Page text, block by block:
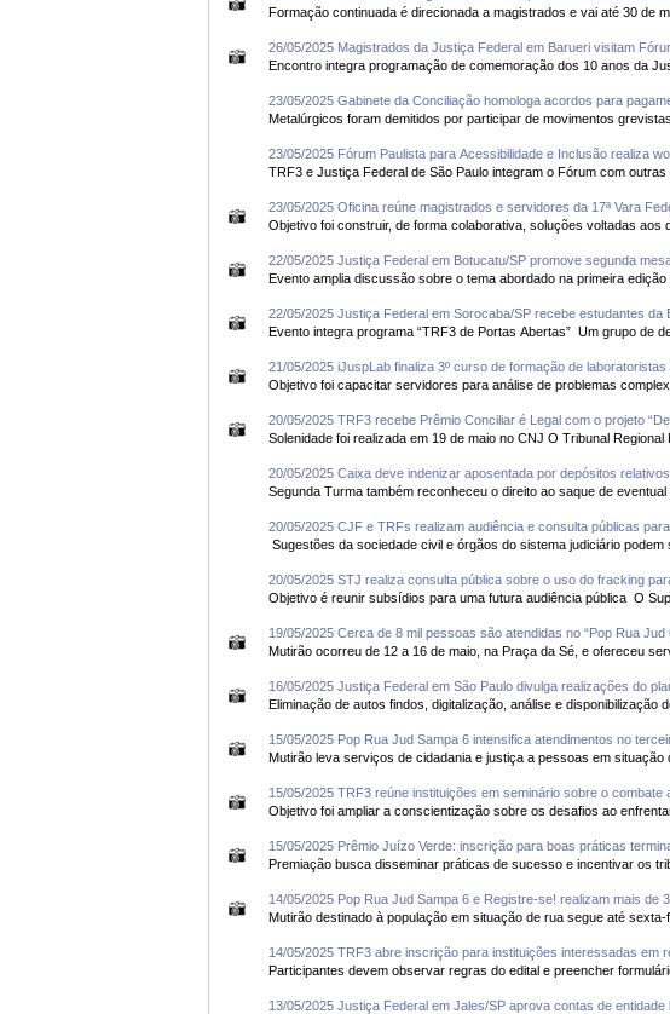
26/05/2025 Magistrados da Justiça Federal em Barueri visitam
23/05/2025 Gabinete da Conciliação homologa acordos para
23/05/2025 Fórum Paulista para Acessibilidade e Inclusão realiza
23/05/2025 Oficina reúne magistrados e servidores da 17ª Vara
22/05/2025 Justiça Federal em Botucatu/SP promove segunda
22/05/2025 Justiça Federal em Sorocaba/SP recebe estudantes da
Evento integra
21/05/2025 iJuspLab finaliza 3º curso de formação de
20/05/2025 TRF3 recebe Prêmio Conciliar é Legal com o projeto
Solenidade foi realizada em
20/05/2025 Caixa deve indenizar aposentada por depósitos
20/05/2025 CJF e TRFs realizam audiência e consulta públicas
20/05/2025 STJ realiza consulta pública sobre o uso do fracking
Objetivo é
19/05/2025 Cerca de 8 mil pessoas são atendidas no “Pop Rua Jud
16/05/2025 Justiça Federal em São Paulo divulga realizações do
15/05/2025 Pop Rua Jud Sampa 6 intensifica atendimentos no
15/05/2025 TRF3 reúne instituições em seminário sobre o
15/05/2025 Prêmio Juízo Verde: inscrição para boas práticas
14/05/2025 Pop Rua Jud Sampa 6 e Registre-se! realizam mais de
14/05/2025 TRF3 abre inscrição para instituições interessadas
13/05/2025 Justiça Federal em Jales/SP aprova contas de